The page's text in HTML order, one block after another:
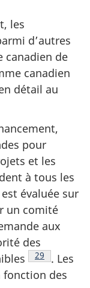
les
d’autres
canadien de
canadien
détail au
pour
et les
à tous les
évaluée sur
un comité
aux
des
Note de bas
29
. Les
fonction des